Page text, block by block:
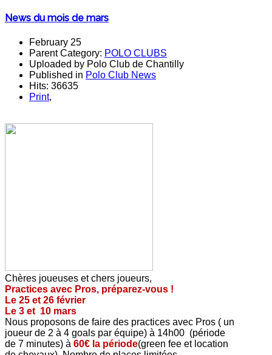
News du mois de mars
February 25
Parent Category: POLO CLUBS
Uploaded by Polo Club de Chantilly
Published in Polo Club News
Hits: 36635
Print,
Chères joueuses et chers joueurs,
Practices avec Pros, préparez-vous !
Le 25 et 26 février
Le 3 et 10 mars
Nous proposons de faire des practices avec Pros ( un
joueur de 2 à 4 goals par équipe) à 14h00 (période
de 7 minutes) à 60€ la période(green fee et location